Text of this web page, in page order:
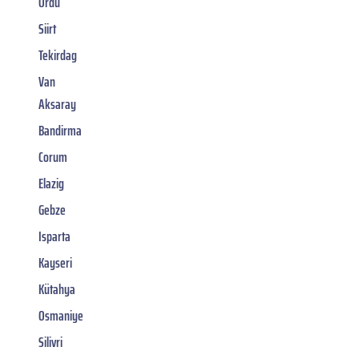
Siirt
Tekirdag
Van
Aksaray
Bandirma
Corum
Elazig
Gebze
Isparta
Kayseri
Kütahya
Osmaniye
Silivri